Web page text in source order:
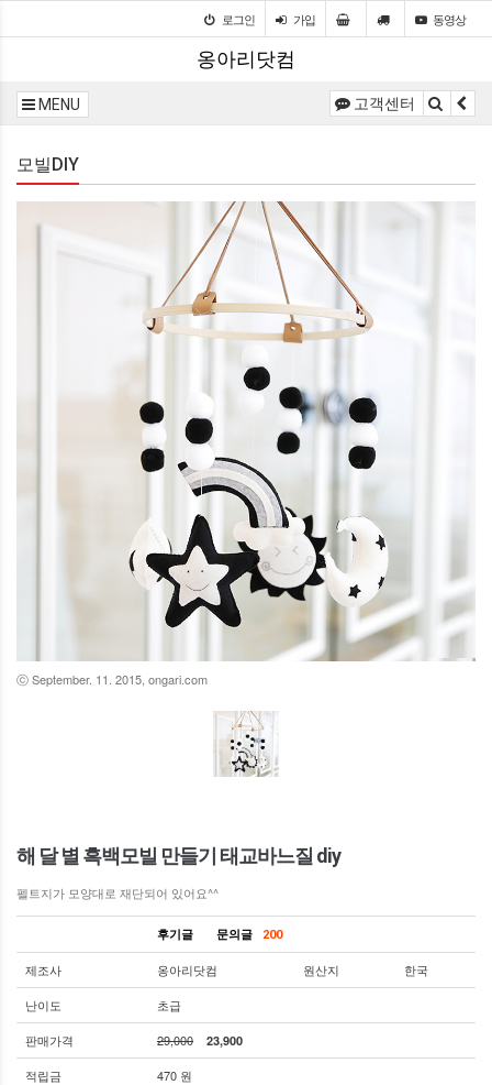
로그인 가입 동영상
옹아리닷컴
MENU 고객센터
모빌DIY
ⓒ September. 11. 2015, ongari.com
해 달 별 흑백모빌 만들기 태교바느질 diy
펠트지가 모양대로 재단되어 있어요^^
후기글 문의글 200
제조사 옹아리닷컴 원산지
한국
난이도
초급
판매가격
29,000 23,900
적립금 470 원